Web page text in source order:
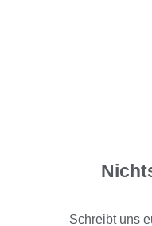
Schreibt uns